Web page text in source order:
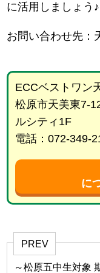
に活用しましょう♪
お問い合わせ先
ECCベストワン
松原市天美東7-
ルシティ1F
電話：072-349-
に
PREV
～松原五中生対象